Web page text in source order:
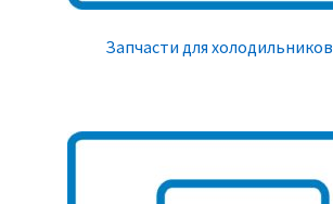
Запчасти для холодильников